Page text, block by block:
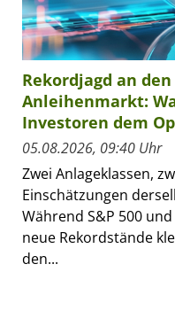
Rekordjagd an
Anleihenmarkt:
Investoren dem
05.08.2026, 09:40 Uhr
Zwei Anlageklassen,
Einschätzungen
Während S&P 500
neue Rekordstände
den...